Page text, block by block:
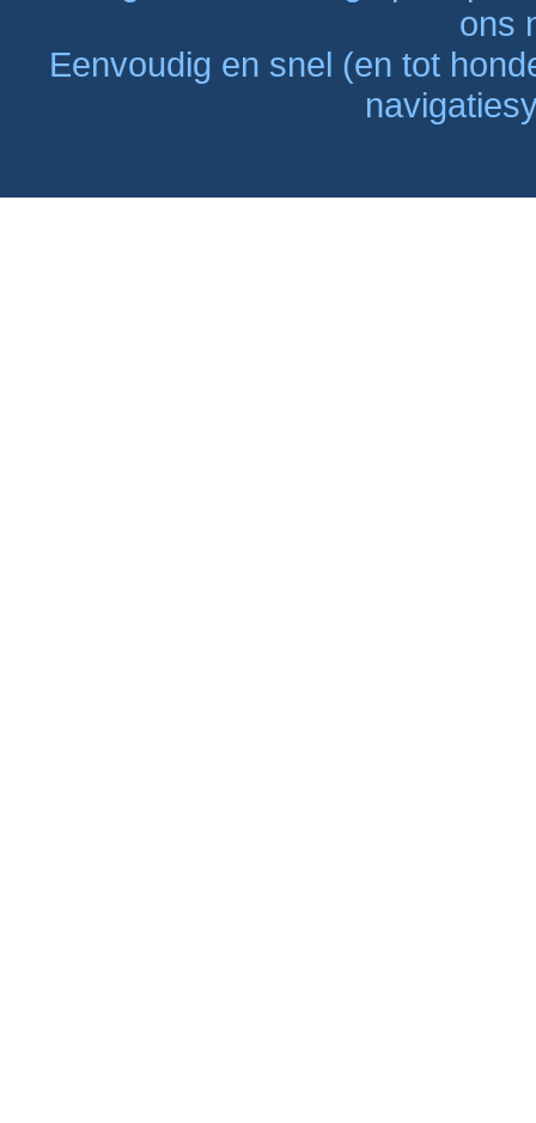
ons
Eenvoudig en snel (en tot